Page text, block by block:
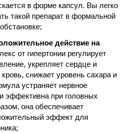
в форме капсул. Вы легко
такой препарат в формальной
действие на
от гипертонии регулирует
укрепляет сердце и
снижает уровень сахара и
устраняет нервное
эффективна при головных
она обеспечивает
эффект для